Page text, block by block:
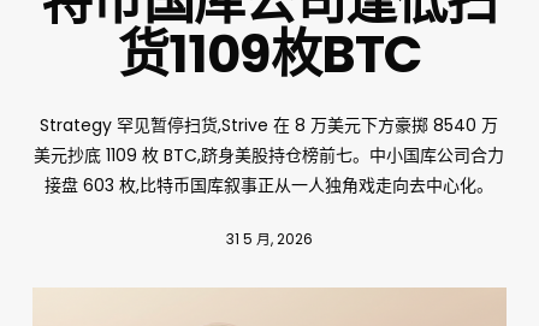
货1109枚BTC
Strategy 罕见暂停扫货,Strive 在 8 万美元下方豪掷 8540 万
美元抄底 1109 枚 BTC,跻身美股持仓榜前七。中小国库公司合力
接盘 603 枚,比特币国库叙事正从一人独角戏走向去中心化。
31 5 月, 2026